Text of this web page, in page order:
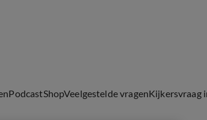
PodcastShopVeelgestelde vragenKijkersvraag